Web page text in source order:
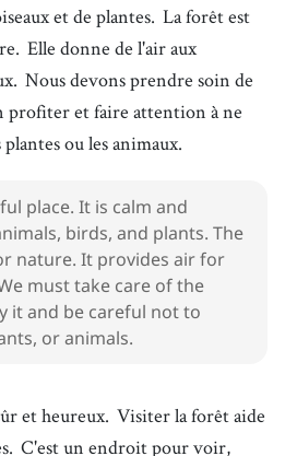
et de plantes. La forêt est
Elle donne de l'air aux
Nous devons prendre soin de
profiter et faire attention à ne
ou les animaux.
place. It is calm and
birds, and plants. The
nature. It provides air for
must take care of the
it and be careful not to
or animals.
et heureux. Visiter la forêt aide
C'est un endroit pour voir,